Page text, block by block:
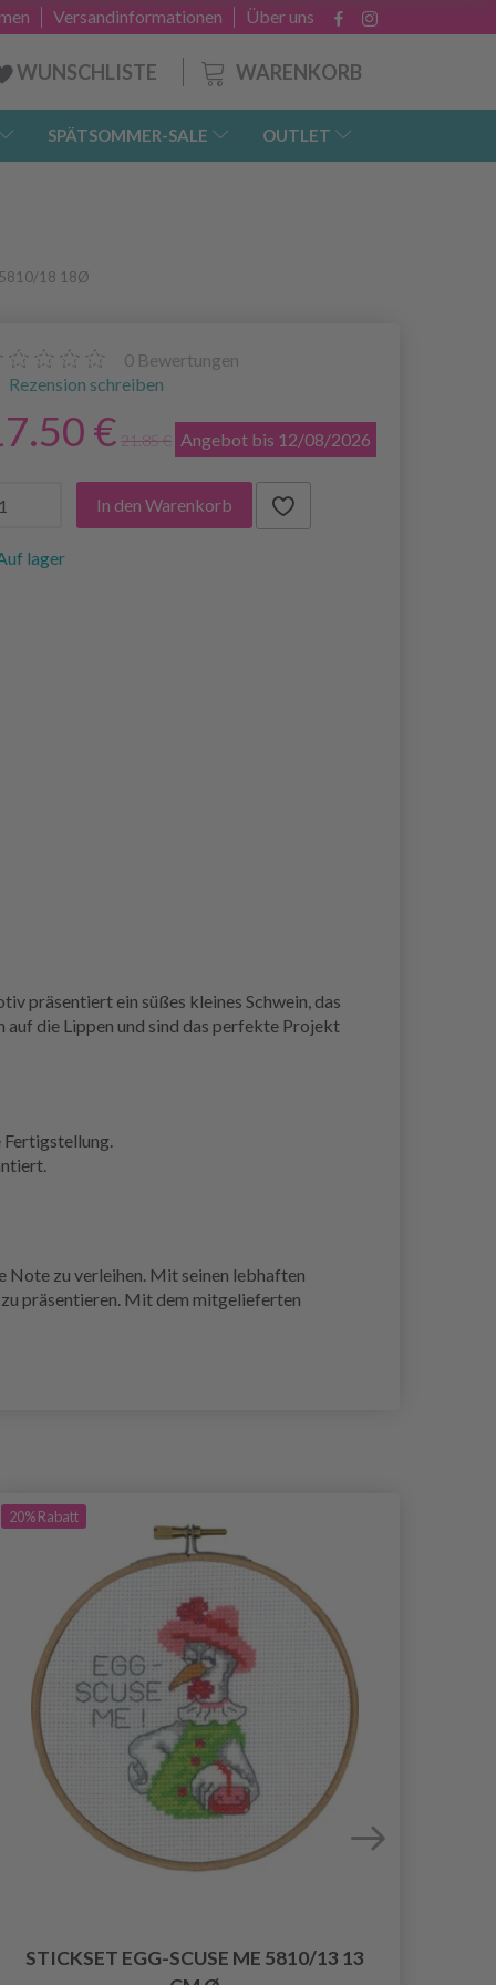
Über uns
Versandinformationen
WARENKORB
WUNSCHLISTE
SPÄTSOMMER-SALE OUTLET
5810/18 18Ø
0 Bewertungen
Rezension schreiben
€ 21.85 € Angebot bis 12/08/2026
In den Warenkorb
lager
präsentiert ein süßes kleines Schwein, das
auf die Lippen und sind das perfekte Projekt
Fertigstellung.
Note zu verleihen. Mit seinen lebhaften
präsentieren. Mit dem mitgelieferten
20%Rabatt
STICKSET EGG-SCUSE ME 5810/13 13